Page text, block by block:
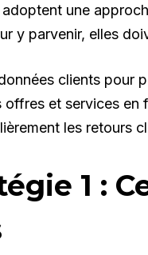
une
y parvenir, elles
clients pour
offres et services en
les retours
1 :